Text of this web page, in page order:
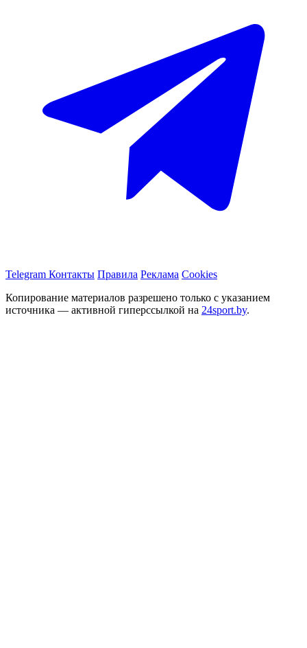
Telegram Контакты Правила Реклама Cookies
Копирование материалов разрешено только с указанием
источника — активной гиперссылкой на 24sport.by.